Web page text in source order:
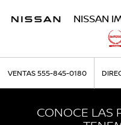
NISSAN
VENTAS555-845-0180
CONOCE LAS